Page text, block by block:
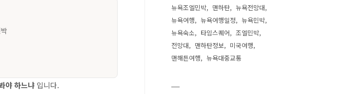
야 하느냐 입니다.
뉴욕조엘민박
맨하탄
뉴욕전망대
뉴욕여행
뉴욕여행일정
뉴욕민박
뉴욕숙소
타임스퀘어
조엘민박
전망대
맨하탄정보
미국여행
맨해튼여행
뉴욕대중교통